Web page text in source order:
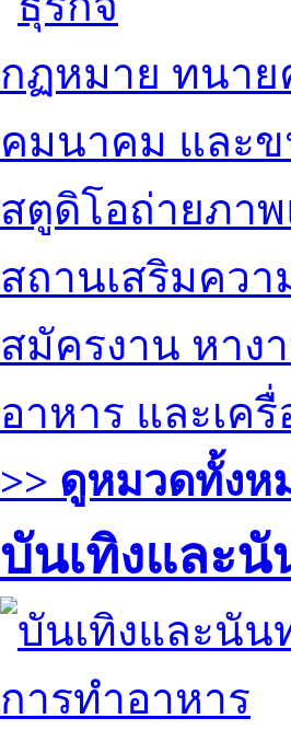
กฏหมาย ทนาย
คมนาคม และ
สตูดิโอถ่ายภา
สถานเสริมควา
สมัครงาน หาง
อาหาร และเครื่
>> ดูหมวดทั้งห
บันเทิงและ
การทำอาหาร